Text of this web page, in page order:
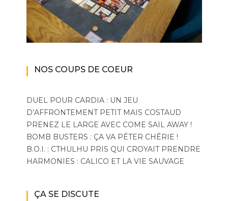
NOS COUPS DE COEUR
DUEL POUR CARDIA : UN JEU
D’AFFRONTEMENT PETIT MAIS COSTAUD
PRENEZ LE LARGE AVEC COME SAIL AWAY !
BOMB BUSTERS : ÇA VA PÉTER CHÉRIE !
B.O.I. : CTHULHU PRIS QUI CROYAIT PRENDRE
HARMONIES : CALICO ET LA VIE SAUVAGE
ÇA SE DISCUTE